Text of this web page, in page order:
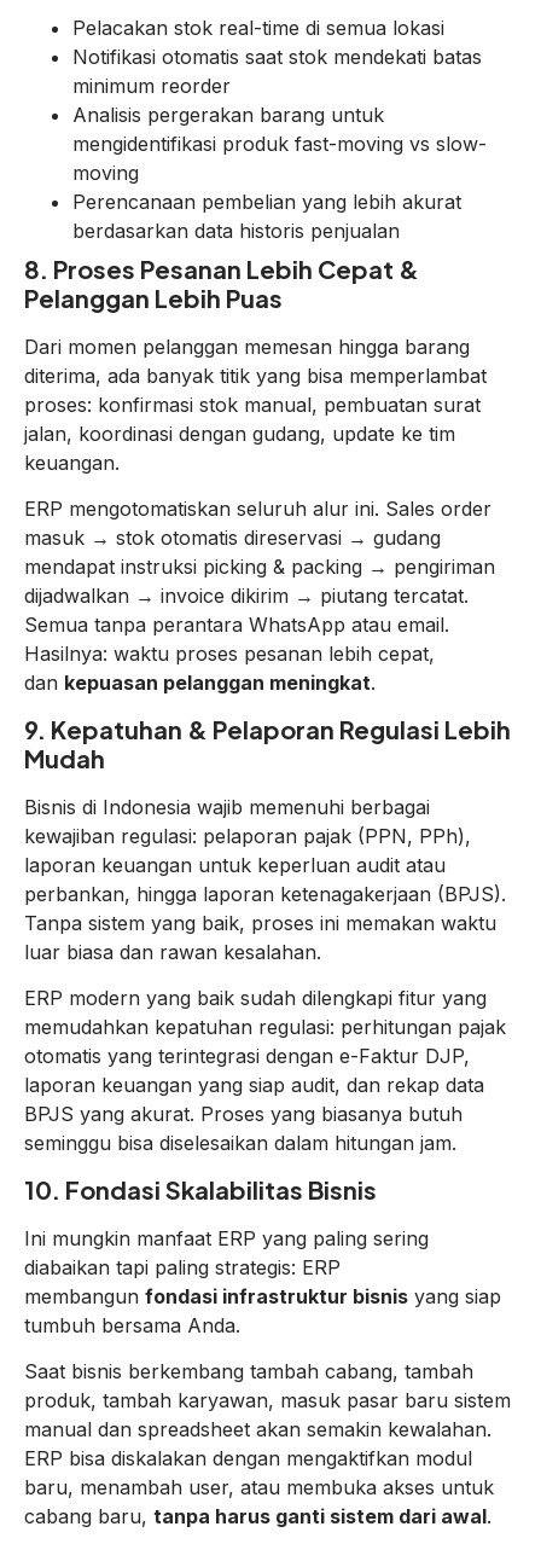
Pelacakan stok real-time di semua lokasi
Notifikasi otomatis saat stok mendekati batas
minimum reorder
Analisis pergerakan barang untuk
mengidentifikasi produk fast-moving vs slow-
moving
Perencanaan pembelian yang lebih akurat
berdasarkan data historis penjualan
8. Proses Pesanan Lebih Cepat &
Pelanggan Lebih Puas
Dari momen pelanggan memesan hingga barang
diterima, ada banyak titik yang bisa memperlambat
proses: konfirmasi stok manual, pembuatan surat
jalan, koordinasi dengan gudang, update ke tim
keuangan.
ERP mengotomatiskan seluruh alur ini. Sales order
masuk → stok otomatis direservasi → gudang
mendapat instruksi picking & packing → pengiriman
dijadwalkan → invoice dikirim → piutang tercatat.
Semua tanpa perantara WhatsApp atau email.
Hasilnya: waktu proses pesanan lebih cepat,
dan kepuasan pelanggan meningkat.
9. Kepatuhan & Pelaporan Regulasi Lebih
Mudah
Bisnis di Indonesia wajib memenuhi berbagai
kewajiban regulasi: pelaporan pajak (PPN, PPh),
laporan keuangan untuk keperluan audit atau
perbankan, hingga laporan ketenagakerjaan (BPJS).
Tanpa sistem yang baik, proses ini memakan waktu
luar biasa dan rawan kesalahan.
ERP modern yang baik sudah dilengkapi fitur yang
memudahkan kepatuhan regulasi: perhitungan pajak
otomatis yang terintegrasi dengan e-Faktur DJP,
laporan keuangan yang siap audit, dan rekap data
BPJS yang akurat. Proses yang biasanya butuh
seminggu bisa diselesaikan dalam hitungan jam.
10. Fondasi Skalabilitas Bisnis
Ini mungkin manfaat ERP yang paling sering
diabaikan tapi paling strategis: ERP
membangun fondasi infrastruktur bisnis yang siap
tumbuh bersama Anda.
Saat bisnis berkembang tambah cabang, tambah
produk, tambah karyawan, masuk pasar baru sistem
manual dan spreadsheet akan semakin kewalahan.
ERP bisa diskalakan dengan mengaktifkan modul
baru, menambah user, atau membuka akses untuk
cabang baru, tanpa harus ganti sistem dari awal.